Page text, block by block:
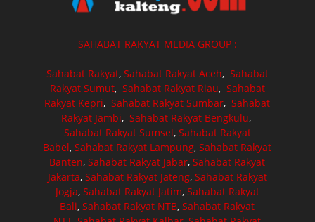
SAHABAT RAKYAT MEDIA GROUP :
Sahabat Rakyat, Sahabat Rakyat Aceh, Sahabat
Rakyat Sumut, Sahabat Rakyat Riau, Sahabat
Rakyat Kepri,Sahabat Rakyat Sumbar,Sahabat
Rakyat Jambi, Sahabat Rakyat Bengkulu,
Sahabat Rakyat Sumsel, Sahabat Rakyat
Babel,Sahabat Rakyat Lampung,Sahabat Rakyat
Banten,Sahabat Rakyat Jabar,Sahabat Rakyat
Jakarta, Sahabat Rakyat Jateng, Sahabat Rakyat
Jogja, Sahabat Rakyat Jatim, Sahabat Rakyat
Bali,Sahabat Rakyat NTB,Sahabat Rakyat